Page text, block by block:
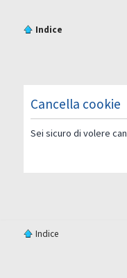
Indice
Cancella cookie
Sei sicuro di volere
Indice